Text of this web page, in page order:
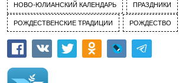
НОВО-ЮЛИАНСКИЙ КАЛЕНДАРЬ ПРАЗДНИКИ
РОЖДЕСТВЕНСКИЕ ТРАДИЦИИ РОЖДЕСТВО